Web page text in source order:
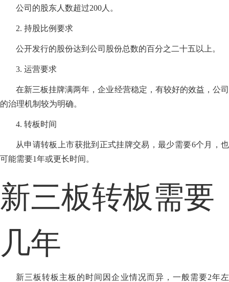
公司的股东人数超过200人。
2. 持股比例要求
公开发行的股份达到公司股份总数的百分之二十五以上。
3. 运营要求
在新三板挂牌满两年，企业经营稳定，有较好的效益，公司
的治理机制较为明确。
4. 转板时间
从申请转板上市获批到正式挂牌交易，最少需要6个月，也
可能需要1年或更长时间。
新三板转板需要
几年
新三板转板主板的时间因企业情况而异，一般需要2年左